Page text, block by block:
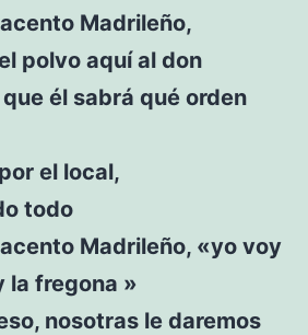
Madrileño,
polvo aquí al don
él sabrá qué orden
el local,
todo
Madrileño, «yo voy
la fregona »
nosotras le daremos